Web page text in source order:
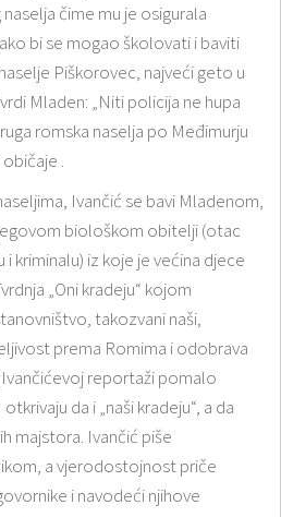
čime mu je osigurala
bi se mogao školovati i baviti
Piškorovec, najveći geto u
Mladen: „Niti policija ne hupa
romska naselja po Međimurju
.
Ivančić se bavi Mladenom,
biološkom obitelji (otac
kriminalu) iz koje je većina djece
„Oni kradeju“ kojom
takozvani naši,
prema Romima i odobrava
reportaži pomalo
da i „naši kradeju“, a da
majstora. Ivančić piše
a vjerodostojnost priče
i navodeći njihove